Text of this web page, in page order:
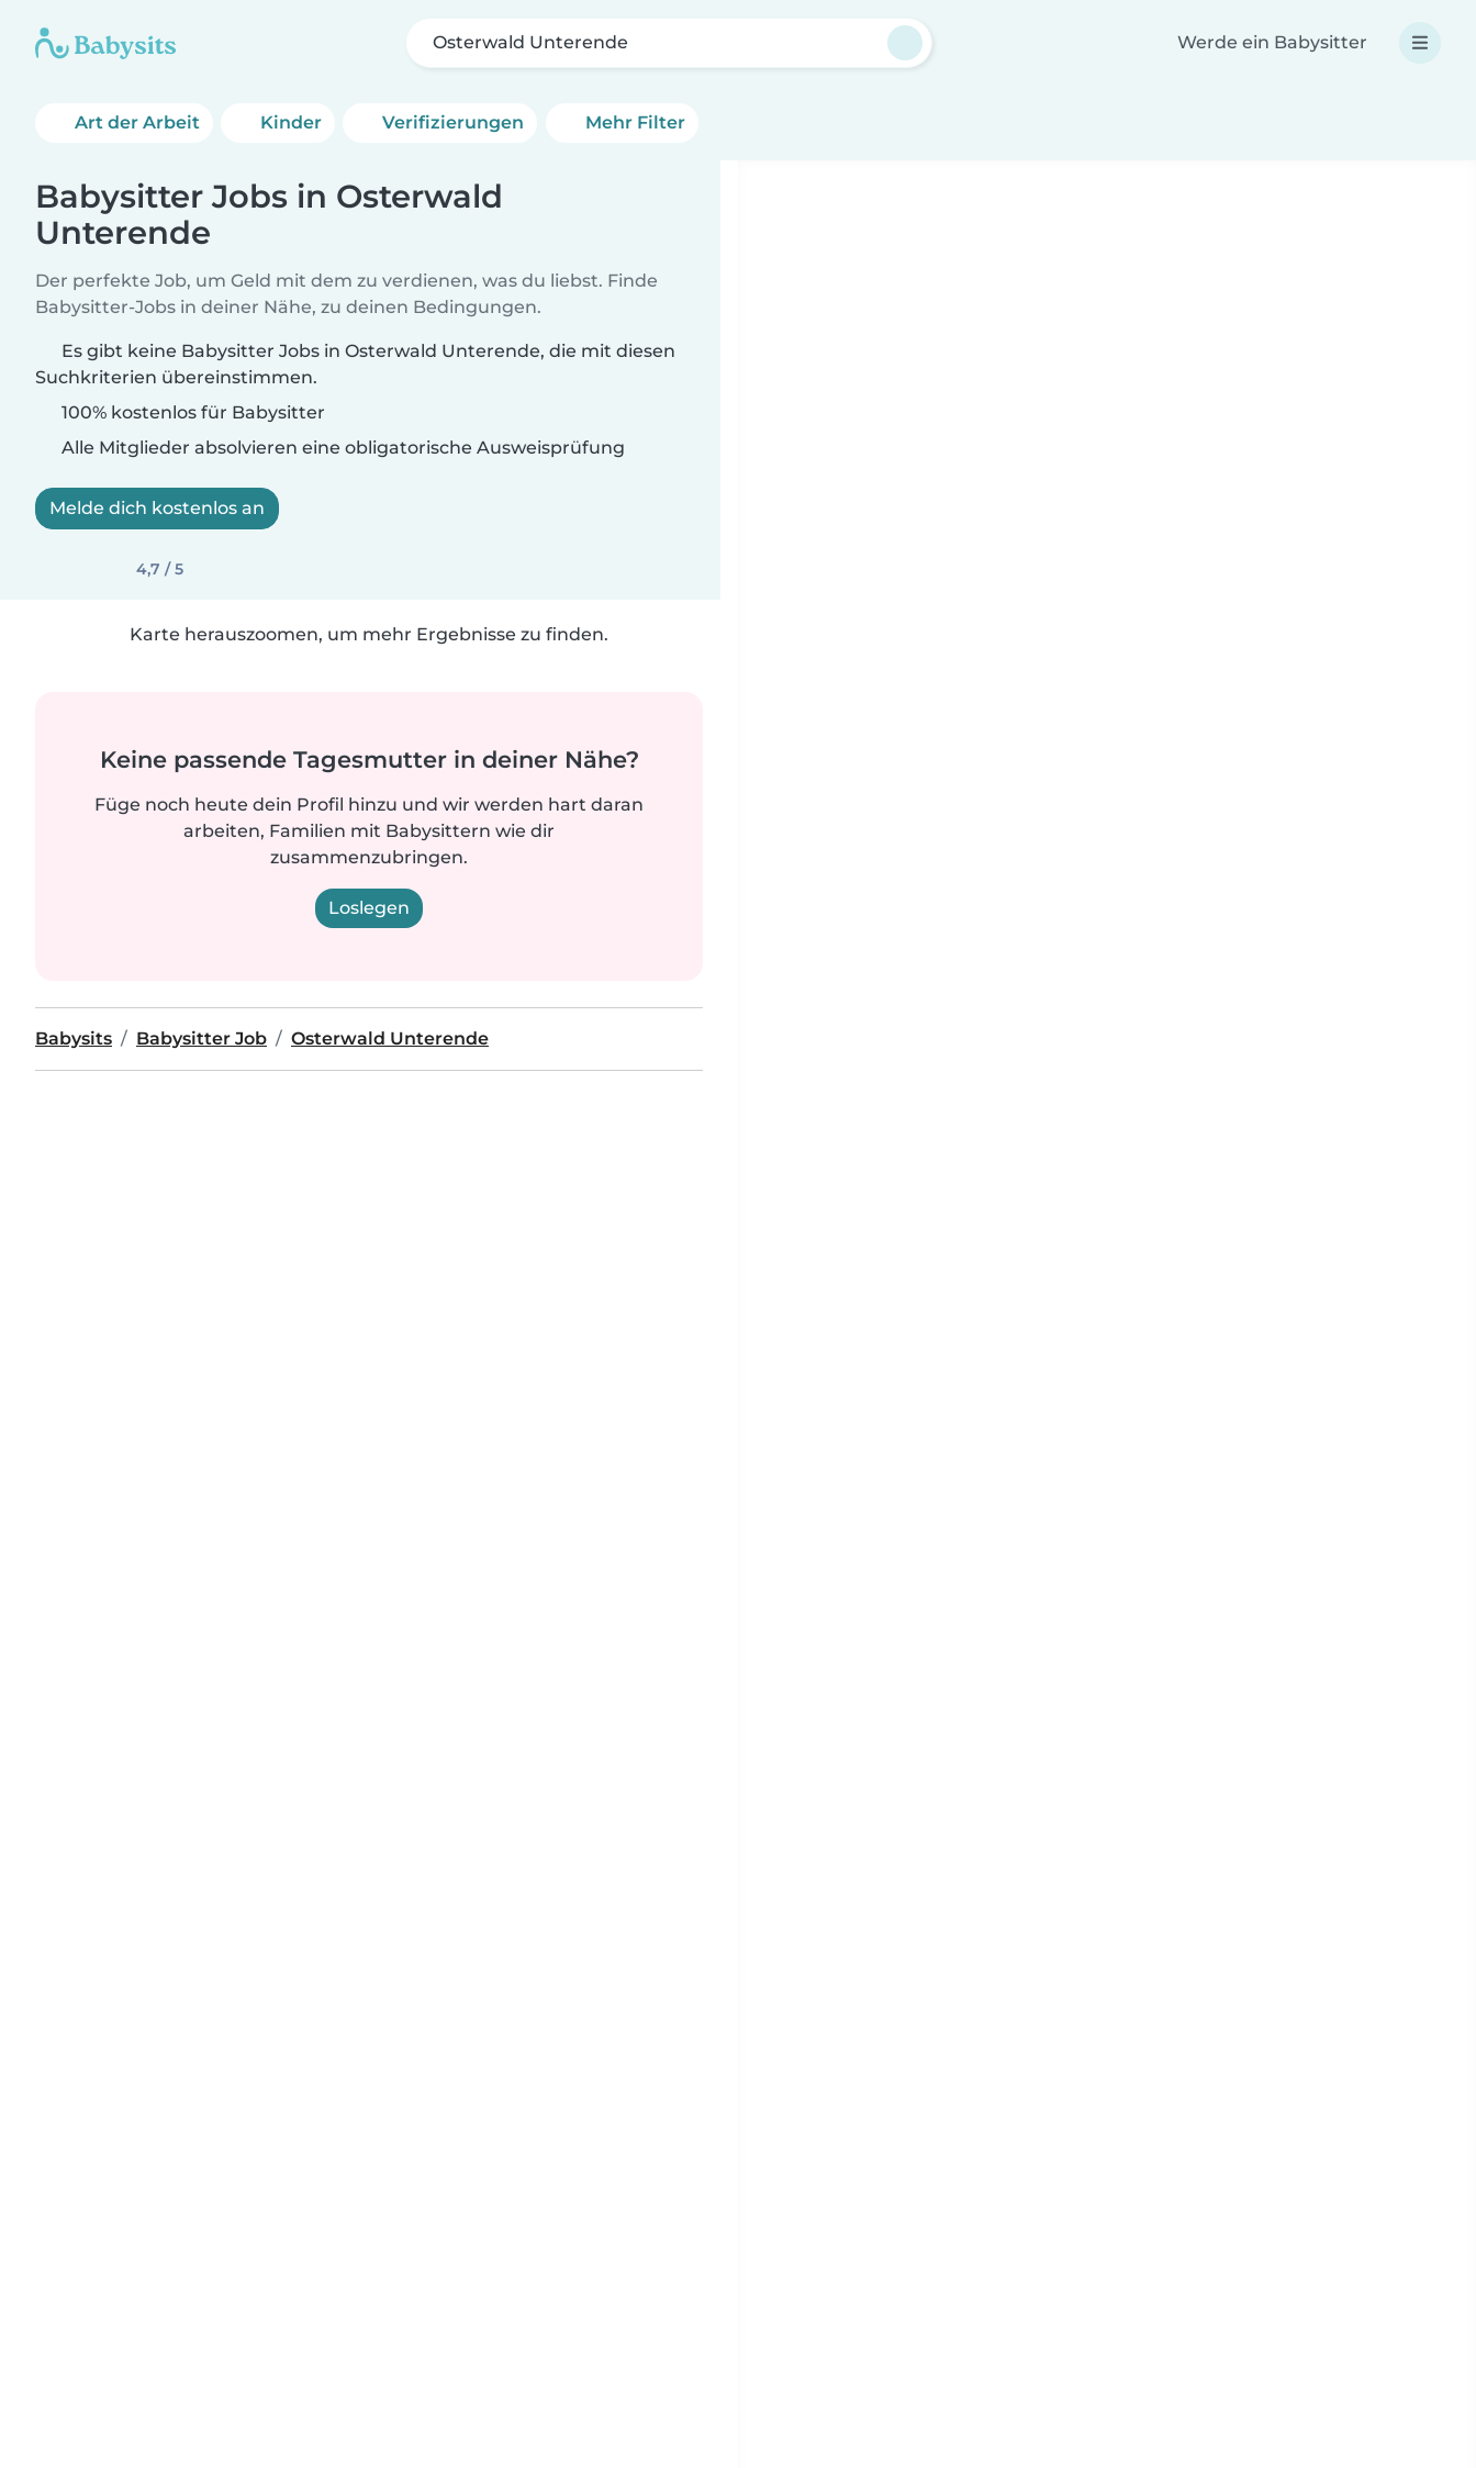
Osterwald Unterende Werde ein Babysitter
Art der Arbeit Kinder Verifizierungen Mehr Filter
Babysitter Jobs in Osterwald
Unterende
Der perfekte Job, um Geld mit dem zu verdienen, was du liebst. Finde
Babysitter-Jobs in deiner Nähe, zu deinen Bedingungen.
Es gibt keine Babysitter Jobs in Osterwald Unterende, die mit diesen
Suchkriterien übereinstimmen.
100% kostenlos für Babysitter
Alle Mitglieder absolvieren eine obligatorische Ausweisprüfung
Melde dich kostenlos an
4,7 / 5
Karte herauszoomen, um mehr Ergebnisse zu finden.
Keine passende Tagesmutter in deiner Nähe?
Füge noch heute dein Profil hinzu und wir werden hart daran
arbeiten, Familien mit Babysittern wie dir
zusammenzubringen.
Loslegen
Babysits Babysitter Job Osterwald Unterende